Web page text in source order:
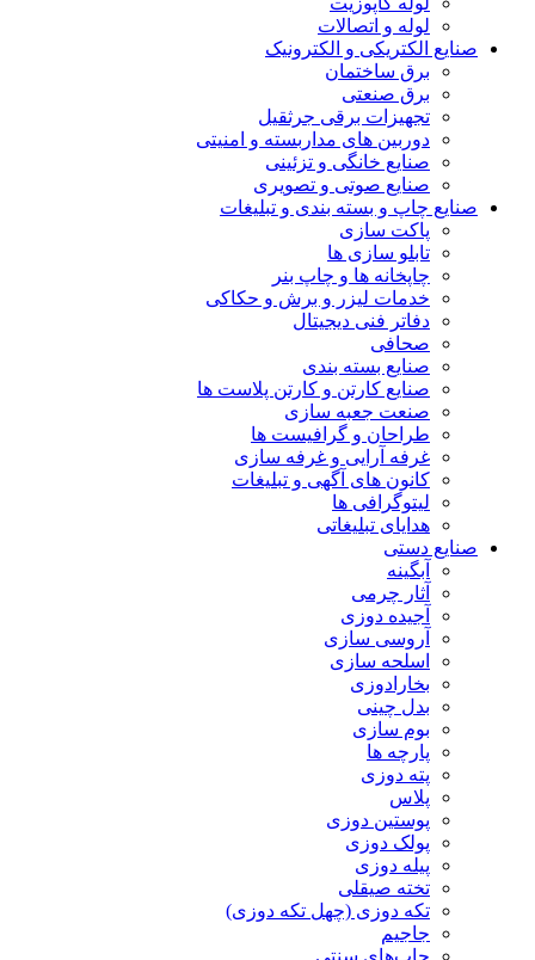
لوله و اتصالات
صنایع الکتریکی و الکترونیک
برق ساختمان
برق صنعتی
تجهیزات برقی جرثقیل
دوربین های مداربسته و امنیتی
صنایع خانگی و تزئینی
صنایع صوتی و تصویری
صنایع چاپ و بسته بندی و تبلیغات
پاکت سازی
تابلو سازی ها
چاپخانه ها و چاپ بنر
خدمات لیزر و برش و حکاکی
دفاتر فنی دیجیتال
صحافی
صنایع بسته بندی
صنایع کارتن و کارتن پلاست ها
صنعت جعبه سازی
طراحان و گرافیست ها
غرفه آرایی و غرفه سازی
کانون های آگهی و تبلیغات
لیتوگرافی ها
هدایای تبلیغاتی
صنایع دستی
آبگینه
آثار چرمی
آجیده دوزی
آروسی سازی
اسلحه سازی
بخارادوزی
بدل چینی
بوم سازی
پارچه ها
پته دوزی
پلاس
پوستین دوزی
پولک دوزی
پیله دوزی
تخته صیقلی
تکه دوزی (چهل تکه دوزی)
جاجیم